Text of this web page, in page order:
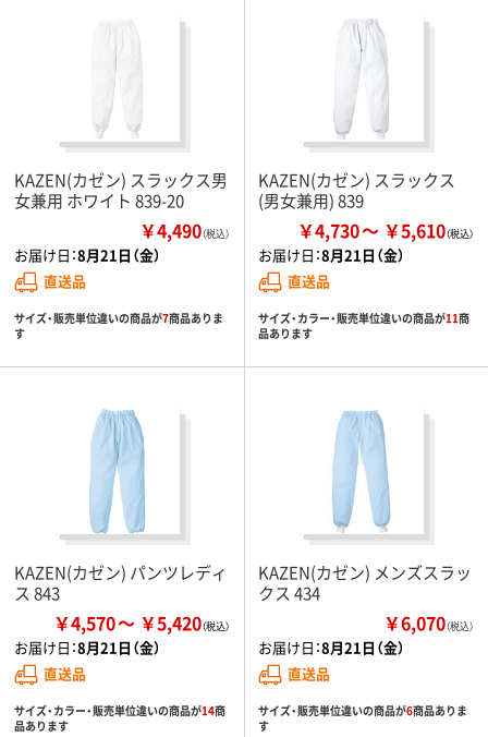
KAZEN(カゼン) スラックス男
女兼用 ホワイト 839-20
￥4,490（税込）
お届け日：8月21日（金）
直送品
サイズ・販売単位違いの商品が7商品ありま
す
KAZEN(カゼン) スラックス
(男女兼用) 839
￥4,730 ￥5,610
お届け日：8月21日（金）
直送品
サイズ・カラー・販売単位違いの商品が11商
品あります
KAZEN(カゼン) パンツレディ
ス 843
￥4,570 ￥5,420
お届け日：8月21日（金）
直送品
サイズ・カラー・販売単位違いの商品が14商
品あります
KAZEN(カゼン) メンズスラッ
クス 434
￥6,070（税込）
お届け日：8月21日（金）
直送品
サイズ・販売単位違いの商品が6商品ありま
す